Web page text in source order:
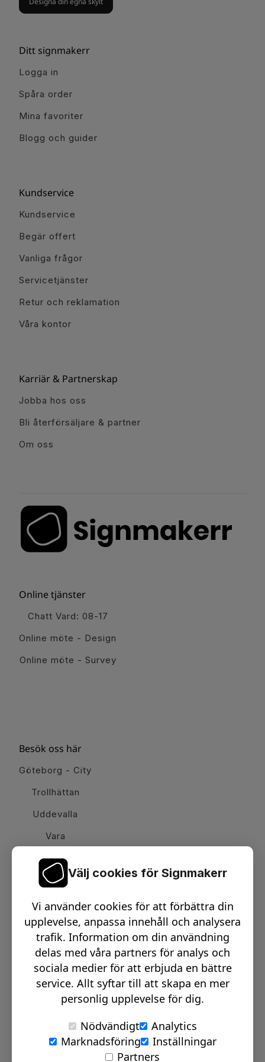
Ditt signmakerr
Logga in
Spåra order
Mina favoriter
Blogg och guider
Kundservice
Kundservice
Begär offert
Vanliga frågor
Servicetjänster
Retur och reklamation
Våra kontor
Karriär & Partnerskap
Jobba hos oss
Bli återförsäljare & partner
Om oss
Online tjänster
Chatt Vard: 08-17
Online möte - Design
Online möte - Survey
Besök oss här
Göteborg - City
Trollhättan
Uddevalla
Vara
Email:info@signmakerr.se
PSST, HÄNG MED PÅ VÅR RESA!
© Signmakerr 2022 - 2026
Välj cookies för Signmakerr
Vi använder cookies för att förbättra din
upplevelse, anpassa innehåll och analysera
trafik. Information om din användning
delas med våra partners för analys och
sociala medier för att erbjuda en bättre
service. Allt syftar till att skapa en mer
personlig upplevelse för dig.
Nödvändigt
Analytics
Marknadsföring
Inställningar
Partners